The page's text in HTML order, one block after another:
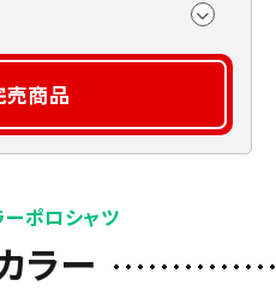
売商品
ポロシャツ
ラー